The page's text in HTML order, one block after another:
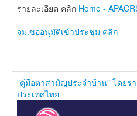
รายละเอียด คลิก Home -
จม.ขออนุมัติเข้าประชุม คลิก
"คู่มือตาสามัญประจำบ้าน" โดยร
ประเทศไทย